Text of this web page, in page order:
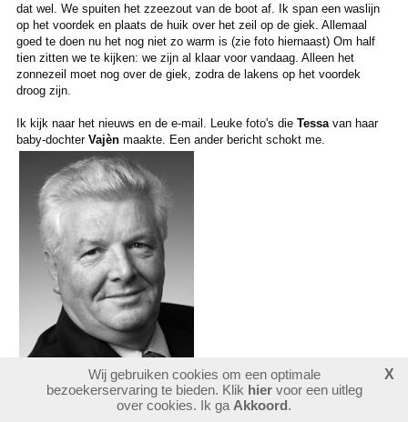
dat wel. We spuiten het zzeezout van de boot af. Ik span een waslijn
op het voordek en plaats de huik over het zeil op de giek. Allemaal
goed te doen nu het nog niet zo warm is (zie foto hiernaast) Om half
tien zitten we te kijken: we zijn al klaar voor vandaag. Alleen het
zonnezeil moet nog over de giek, zodra de lakens op het voordek
droog zijn.
Ik kijk naar het nieuws en de e-mail. Leuke foto's die Tessavan haar
baby-dochter Vajènmaakte. Een ander bericht schokt me.
Ad Kloet
Wij gebruiken cookies om een optimale
bezoekerservaring te bieden. Klik hiervoor een uitleg
over cookies. Ik ga Akkoord.
X